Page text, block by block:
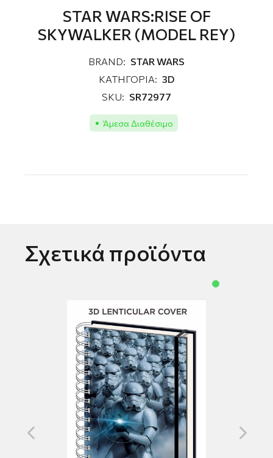
STAR WARS:RISE OF
SKYWALKER (MODEL REY)
BRAND: STAR WARS
ΚΑΤΗΓΟΡΙΑ: 3D
SKU: SR72977
Άμεσα Διαθέσιμο
Σχετικά προϊόντα